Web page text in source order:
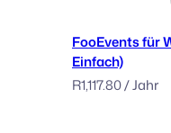
FooEvents für
Einfach)
R1,117.80/ Jahr